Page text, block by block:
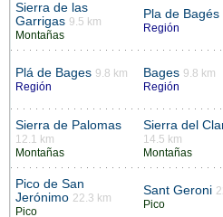
Sierra de las
Garrigas 9.5 km
Montañas
Pla de Bagés
Región
Plá de Bages 9.8 km
Región
Bages 9.8 km
Región
Sierra de Palomas
12.1 km
Montañas
Sierra del
14.5 km
Montañas
Pico de San
Jerónimo 22.3 km
Pico
Sant Geroni
Pico